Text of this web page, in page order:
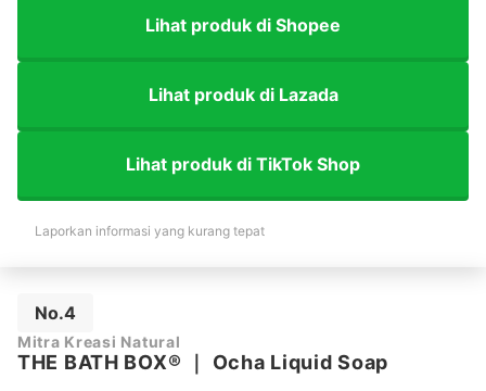
Lihat produk di Shopee
Lihat produk di Lazada
Lihat produk di TikTok Shop
Laporkan informasi yang kurang tepat
No.4
Mitra Kreasi Natural
THE BATH BOX® Ocha Liquid Soap